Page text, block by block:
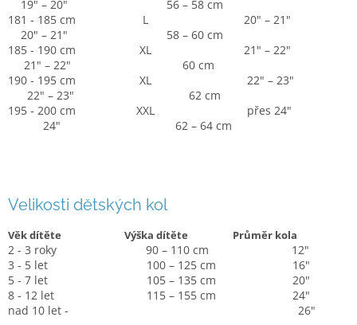
19" – 20" 56 – 58 cm
181 - 185 cm L 20" – 21"
20" – 21" 58 – 60 cm
185 - 190 cm XL 21" – 22"
21" – 22" 60 cm
190 - 195 cm XL 22" – 23"
22" – 23" 62 cm
195 - 200 cm XXL přes 24"
24" 62 – 64 cm
Velikosti dětských kol
Věk dítěte Výška dítěte Průměr kola
2 - 3 roky 90 – 110 cm 12"
3 - 5 let 100 – 125 cm 16"
5 - 7 let 105 – 135 cm 20"
8 - 12 let 115 – 155 cm 24"
nad 10 let - 26"